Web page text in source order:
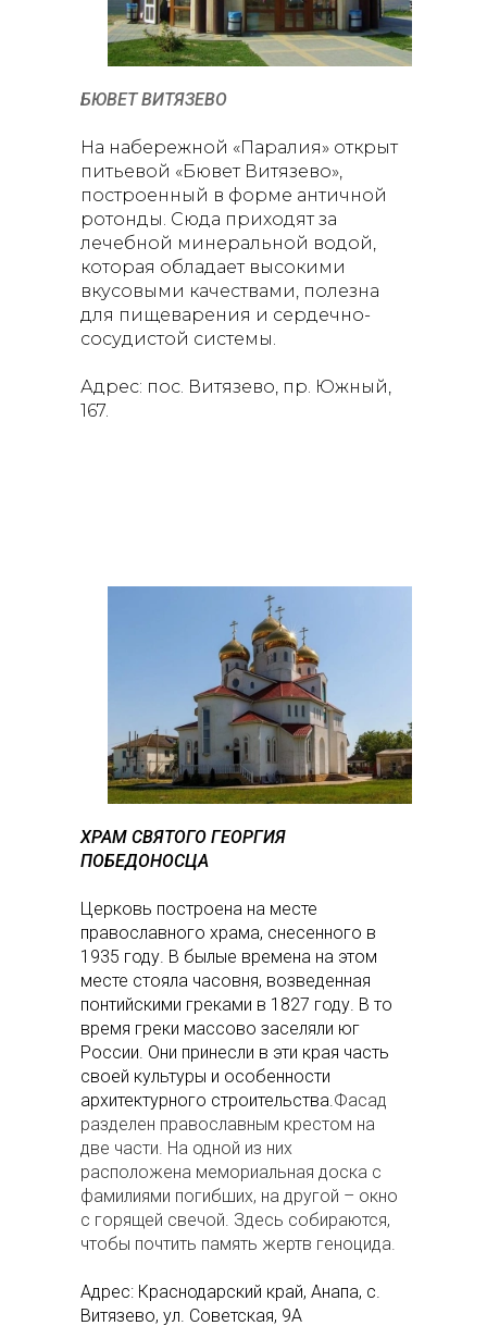
БЮВЕТ ВИТЯЗЕВО
На набережной «Паралия» открыт
питьевой «Бювет Витязево»,
построенный в форме античной
ротонды. Сюда приходят за
лечебной минеральной водой,
которая обладает высокими
вкусовыми качествами, полезна
для пищеварения и сердечно-
сосудистой системы.
Адрес: пос. Витязево, пр. Южный,
167.
ХРАМ СВЯТОГО ГЕОРГИЯ
ПОБЕДОНОСЦА
Церковь построена на месте
православного храма, снесенного в
1935 году. В былые времена на этом
месте стояла часовня, возведенная
понтийскими греками в 1827 году. В то
время греки массово заселяли юг
России. Они принесли в эти края часть
своей культуры и особенности
архитектурного строительства.Фасад
разделен православным крестом на
две части. На одной из них
расположена мемориальная доска с
фамилиями погибших, на другой – окно
с горящей свечой. Здесь собираются,
чтобы почтить память жертв геноцида.
Адрес: Краснодарский край, Анапа, с.
Витязево, ул. Советская, 9А